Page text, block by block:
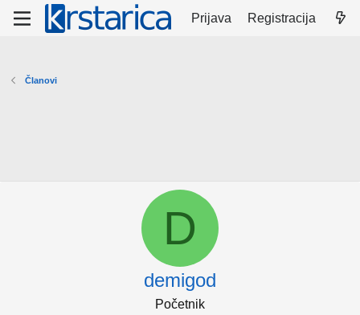
Prijava Registracija
Članovi
D
demigod
Početnik